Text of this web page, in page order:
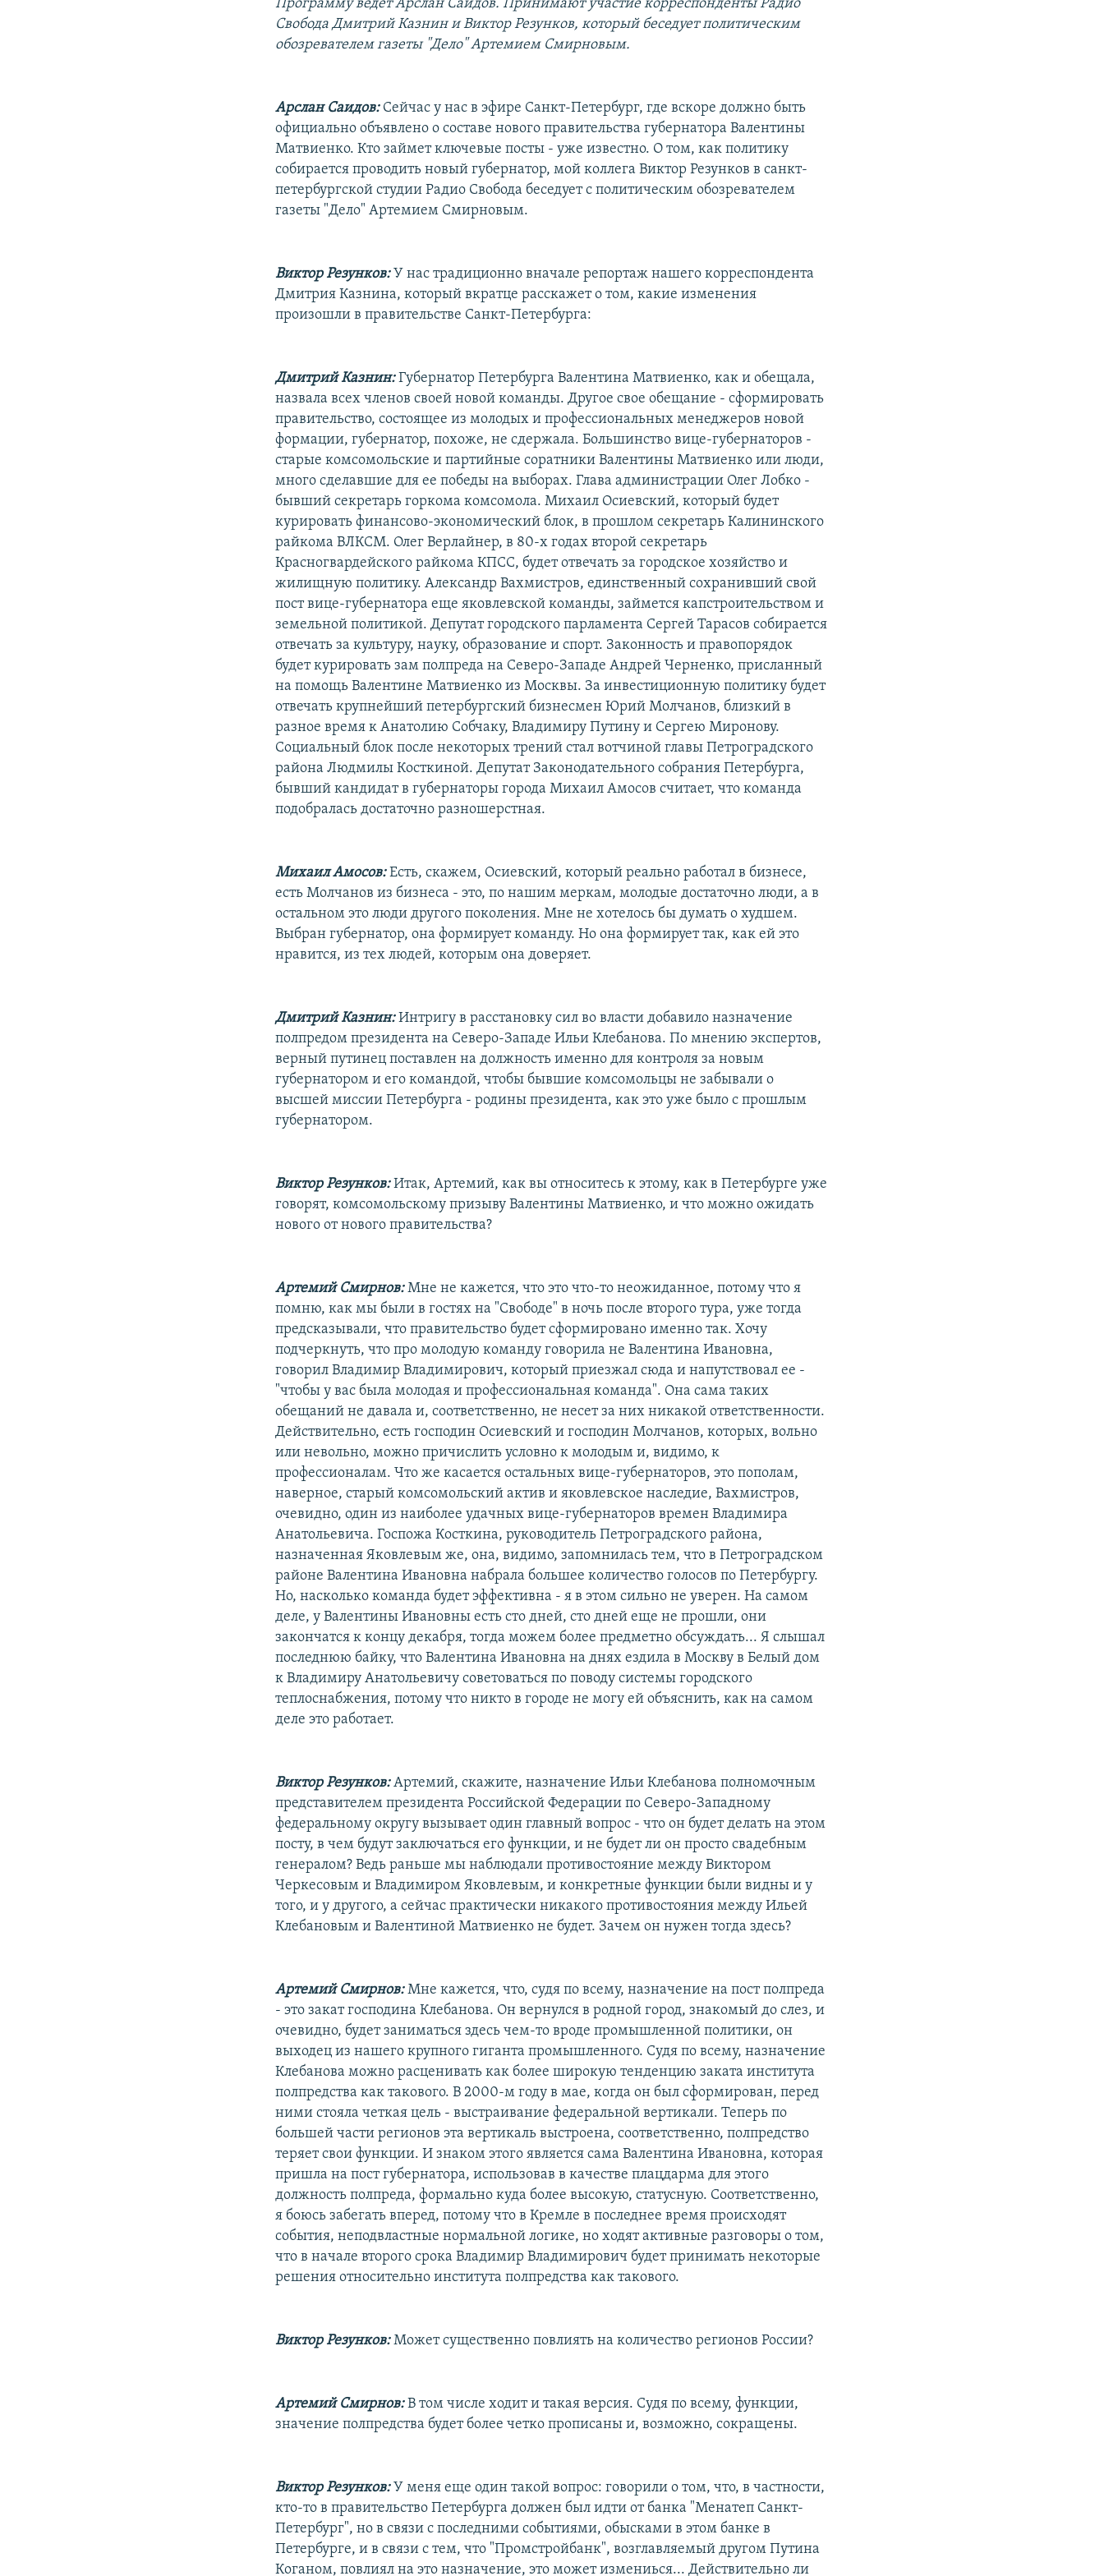
Программу ведет Арслан Саидов. Принимают участие корреспонденты Радио
Свобода Дмитрий Казнин и Виктор Резунков, который беседует политическим
обозревателем газеты "Дело" Артемием Смирновым.
Арслан Саидов:Сейчас у нас в эфире Санкт-Петербург, где вскоре должно быть
официально объявлено о составе нового правительства губернатора Валентины
Матвиенко. Кто займет ключевые посты - уже известно. О том, как политику
собирается проводить новый губернатор, мой коллега Виктор Резунков в санкт-
петербургской студии Радио Свобода беседует с политическим обозревателем
газеты "Дело" Артемием Смирновым.
Виктор Резунков:У нас традиционно вначале репортаж нашего корреспондента
Дмитрия Казнина, который вкратце расскажет о том, какие изменения
произошли в правительстве Санкт-Петербурга:
Дмитрий Казнин:Губернатор Петербурга Валентина Матвиенко, как и обещала,
назвала всех членов своей новой команды. Другое свое обещание - сформировать
правительство, состоящее из молодых и профессиональных менеджеров новой
формации, губернатор, похоже, не сдержала. Большинство вице-губернаторов -
старые комсомольские и партийные соратники Валентины Матвиенко или люди,
много сделавшие для ее победы на выборах. Глава администрации Олег Лобко -
бывший секретарь горкома комсомола. Михаил Осиевский, который будет
курировать финансово-экономический блок, в прошлом секретарь Калининского
райкома ВЛКСМ. Олег Верлайнер, в 80-х годах второй секретарь
Красногвардейского райкома КПСС, будет отвечать за городское хозяйство и
жилищную политику. Александр Вахмистров, единственный сохранивший свой
пост вице-губернатора еще яковлевской команды, займется капстроительством и
земельной политикой. Депутат городского парламента Сергей Тарасов собирается
отвечать за культуру, науку, образование и спорт. Законность и правопорядок
будет курировать зам полпреда на Северо-Западе Андрей Черненко, присланный
на помощь Валентине Матвиенко из Москвы. За инвестиционную политику будет
отвечать крупнейший петербургский бизнесмен Юрий Молчанов, близкий в
разное время к Анатолию Собчаку, Владимиру Путину и Сергею Миронову.
Социальный блок после некоторых трений стал вотчиной главы Петроградского
района Людмилы Косткиной. Депутат Законодательного собрания Петербурга,
бывший кандидат в губернаторы города Михаил Амосов считает, что команда
подобралась достаточно разношерстная.
Михаил Амосов:Есть, скажем, Осиевский, который реально работал в бизнесе,
есть Молчанов из бизнеса - это, по нашим меркам, молодые достаточно люди, а в
остальном это люди другого поколения. Мне не хотелось бы думать о худшем.
Выбран губернатор, она формирует команду. Но она формирует так, как ей это
нравится, из тех людей, которым она доверяет.
Дмитрий Казнин:Интригу в расстановку сил во власти добавило назначение
полпредом президента на Северо-Западе Ильи Клебанова. По мнению экспертов,
верный путинец поставлен на должность именно для контроля за новым
губернатором и его командой, чтобы бывшие комсомольцы не забывали о
высшей миссии Петербурга - родины президента, как это уже было с прошлым
губернатором.
Виктор Резунков:Итак, Артемий, как вы относитесь к этому, как в Петербурге уже
говорят, комсомольскому призыву Валентины Матвиенко, и что можно ожидать
нового от нового правительства?
Артемий Смирнов:Мне не кажется, что это что-то неожиданное, потому что я
помню, как мы были в гостях на "Свободе" в ночь после второго тура, уже тогда
предсказывали, что правительство будет сформировано именно так. Хочу
подчеркнуть, что про молодую команду говорила не Валентина Ивановна,
говорил Владимир Владимирович, который приезжал сюда и напутствовал ее -
"чтобы у вас была молодая и профессиональная команда". Она сама таких
обещаний не давала и, соответственно, не несет за них никакой ответственности.
Действительно, есть господин Осиевский и господин Молчанов, которых, вольно
или невольно, можно причислить условно к молодым и, видимо, к
профессионалам. Что же касается остальных вице-губернаторов, это пополам,
наверное, старый комсомольский актив и яковлевское наследие, Вахмистров,
очевидно, один из наиболее удачных вице-губернаторов времен Владимира
Анатольевича. Госпожа Косткина, руководитель Петроградского района,
назначенная Яковлевым же, она, видимо, запомнилась тем, что в Петроградском
районе Валентина Ивановна набрала большее количество голосов по Петербургу.
Но, насколько команда будет эффективна - я в этом сильно не уверен. На самом
деле, у Валентины Ивановны есть сто дней, сто дней еще не прошли, они
закончатся к концу декабря, тогда можем более предметно обсуждать... Я слышал
последнюю байку, что Валентина Ивановна на днях ездила в Москву в Белый дом
к Владимиру Анатольевичу советоваться по поводу системы городского
теплоснабжения, потому что никто в городе не могу ей объяснить, как на самом
деле это работает.
Виктор Резунков:Артемий, скажите, назначение Ильи Клебанова полномочным
представителем президента Российской Федерации по Северо-Западному
федеральному округу вызывает один главный вопрос - что он будет делать на этом
посту, в чем будут заключаться его функции, и не будет ли он просто свадебным
генералом? Ведь раньше мы наблюдали противостояние между Виктором
Черкесовым и Владимиром Яковлевым, и конкретные функции были видны и у
того, и у другого, а сейчас практически никакого противостояния между Ильей
Клебановым и Валентиной Матвиенко не будет. Зачем он нужен тогда здесь?
Артемий Смирнов:Мне кажется, что, судя по всему, назначение на пост полпреда
- это закат господина Клебанова. Он вернулся в родной город, знакомый до слез, и
очевидно, будет заниматься здесь чем-то вроде промышленной политики, он
выходец из нашего крупного гиганта промышленного. Судя по всему, назначение
Клебанова можно расценивать как более широкую тенденцию заката института
полпредства как такового. В 2000-м году в мае, когда он был сформирован, перед
ними стояла четкая цель - выстраивание федеральной вертикали. Теперь по
большей части регионов эта вертикаль выстроена, соответственно, полпредство
теряет свои функции. И знаком этого является сама Валентина Ивановна, которая
пришла на пост губернатора, использовав в качестве плацдарма для этого
должность полпреда, формально куда более высокую, статусную. Соответственно,
я боюсь забегать вперед, потому что в Кремле в последнее время происходят
события, неподвластные нормальной логике, но ходят активные разговоры о том,
что в начале второго срока Владимир Владимирович будет принимать некоторые
решения относительно института полпредства как такового.
Виктор Резунков:Может существенно повлиять на количество регионов России?
Артемий Смирнов:В том числе ходит и такая версия. Судя по всему, функции,
значение полпредства будет более четко прописаны и, возможно, сокращены.
Виктор Резунков:У меня еще один такой вопрос: говорили о том, что, в частности,
кто-то в правительство Петербурга должен был идти от банка "Менатеп Санкт-
Петербург", но в связи с последними событиями, обысками в этом банке в
Петербурге, и в связи с тем, что "Промстройбанк", возглавляемый другом Путина
Коганом, повлиял на это назначение, это может измениься... Действительно ли